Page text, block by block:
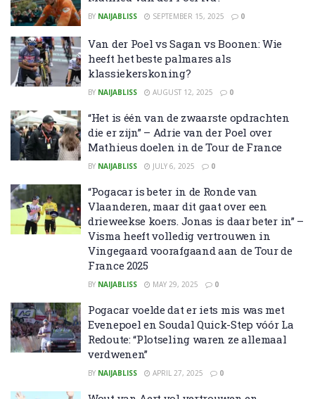
BY NAIJABLISS SEPTEMBER 15, 2025 0
Van der Poel vs Sagan vs Boonen: Wie
heeft het beste palmares als
klassiekerskoning?
BY NAIJABLISS AUGUST 12, 2025 0
“Het is één van de zwaarste opdrachten
die er zijn” – Adrie van der Poel over
Mathieus doelen in de Tour de France
BY NAIJABLISS JULY 6, 2025 0
“Pogacar is beter in de Ronde van
Vlaanderen, maar dit gaat over een
drieweekse koers. Jonas is daar beter in” –
Visma heeft volledig vertrouwen in
Vingegaard voorafgaand aan de Tour de
France 2025
BY NAIJABLISS MAY 29, 2025 0
Pogacar voelde dat er iets mis was met
Evenepoel en Soudal Quick-Step vóór La
Redoute: “Plotseling waren ze allemaal
verdwenen”
BY NAIJABLISS APRIL 27, 2025 0